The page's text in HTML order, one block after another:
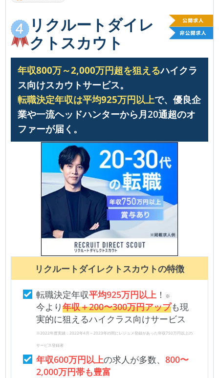
リクルートダイレ
クトスカウト
年収800万～2,000万円超を狙えるハイクラ
ス向けスカウトサービス。
転職決定年収は平均925万円以上で、優良企
業や一流ヘッドハンターから月20通超のオ
ファーが届く。
リクルートダイレクトスカウトの特徴
転職決定年収平均925万円以上 ！ ※
今より年収＋200〜300万円アップも現
実的に狙えるハイクラス向けサービス
※2022年度実績：2022年4月～2023年の間にレジュメ登録があった年収750万円以上の
サービス登録者
年収600万円以上の求人が多数、800〜
2,000万円帯も豊富